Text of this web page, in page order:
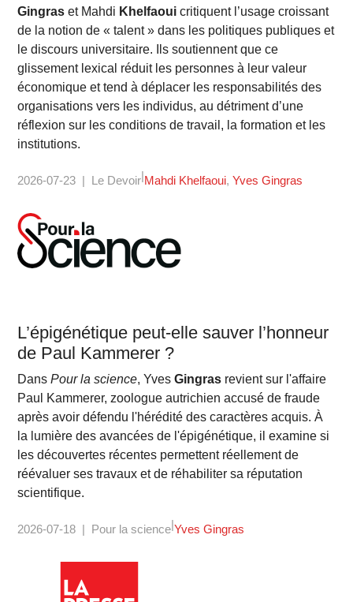
Gingras et Mahdi Khelfaoui critiquent l’usage croissant
de la notion de « talent » dans les politiques publiques et
le discours universitaire. Ils soutiennent que ce
glissement lexical réduit les personnes à leur valeur
économique et tend à déplacer les responsabilités des
organisations vers les individus, au détriment d’une
réflexion sur les conditions de travail, la formation et les
institutions.
2026-07-23 Le Devoir Mahdi Khelfaoui Yves Gingras
L’épigénétique peut-elle sauver l’honneur
de Paul Kammerer ?
DansPour la science, YvesGingras revient sur l'affaire
Paul Kammerer, zoologue autrichien accusé de fraude
après avoir défendu l'hérédité des caractères acquis. À
la lumière des avancées de l'épigénétique, il examine si
les découvertes récentes permettent réellement de
réévaluer ses travaux et de réhabiliter sa réputation
scientifique.
2026-07-18 Pour la science Yves Gingras